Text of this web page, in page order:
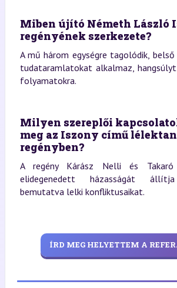
Miben újító Németh László
regényének szerkezete?
A mű három egységre tagolódik,
tudataramlatokat alkalmaz,
folyamatokra.
Milyen szereplői
meg az Iszony című
regényben?
A regény Kárász Nelli és Takaró
elidegenedett házasságát állítja
bemutatva lelki konfliktusaikat.
ÍRD MEG HELYETTEM A